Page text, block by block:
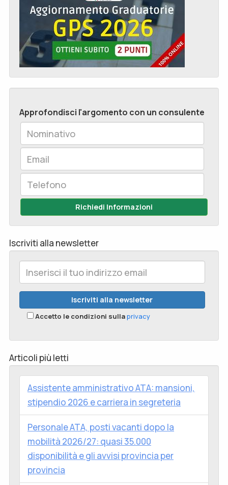
Approfondisci l'argomento con un consulente
Richiedi Informazioni
Iscriviti alla newsletter
Accetto le condizioni sullaprivacy
Articoli più letti
Assistente amministrativo ATA: mansioni,
stipendio 2026 e carriera in segreteria
Personale ATA, posti vacanti dopo la
mobilità 2026/27: quasi 35.000
disponibilità e gli avvisi provincia per
provincia